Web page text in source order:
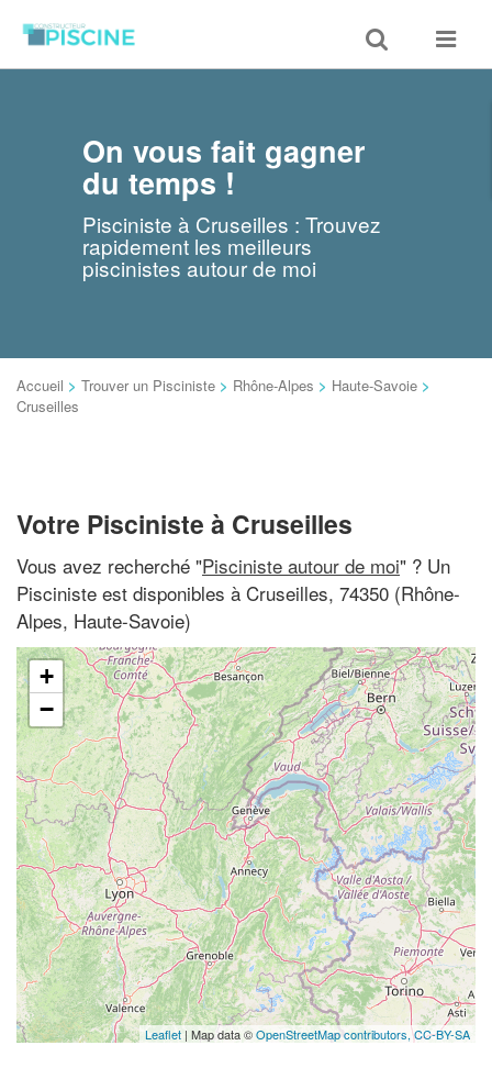
Toggle
search
Toggle
On vous fait gagner
du temps !
Pisciniste à Cruseilles : Trouvez
rapidement les meilleurs
piscinistes autour de moi
Accueil > Trouver un Pisciniste > Rhône-Alpes > Haute-Savoie >
Cruseilles
Votre Pisciniste à Cruseilles
Vous avez recherché "Pisciniste autour de moi" ? Un
Pisciniste est disponibles à Cruseilles, 74350 (Rhône-
Alpes, Haute-Savoie)
+
−
Leaflet | Map data ©OpenStreetMap contributors,CC-BY-SA